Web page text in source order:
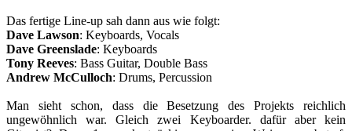
Das fertige Line-up sah dann aus wie folgt:
Dave Lawson: Keyboards, Vocals
Dave Greenslade: Keyboards
Tony Reeves: Bass Guitar, Double Bass
Andrew McCulloch: Drums, Percussion
Man sieht schon, dass die Besetzung des Projekts reichlich
ungewöhnlich war. Gleich zwei Keyboarder. dafür aber kein